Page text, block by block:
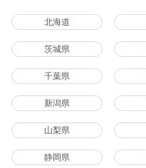
北海道
茨城県
千葉県
新潟県
山梨県
静岡県